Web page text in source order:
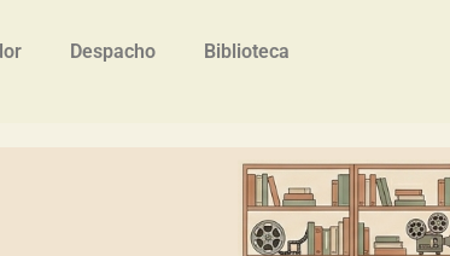
Despacho Biblioteca